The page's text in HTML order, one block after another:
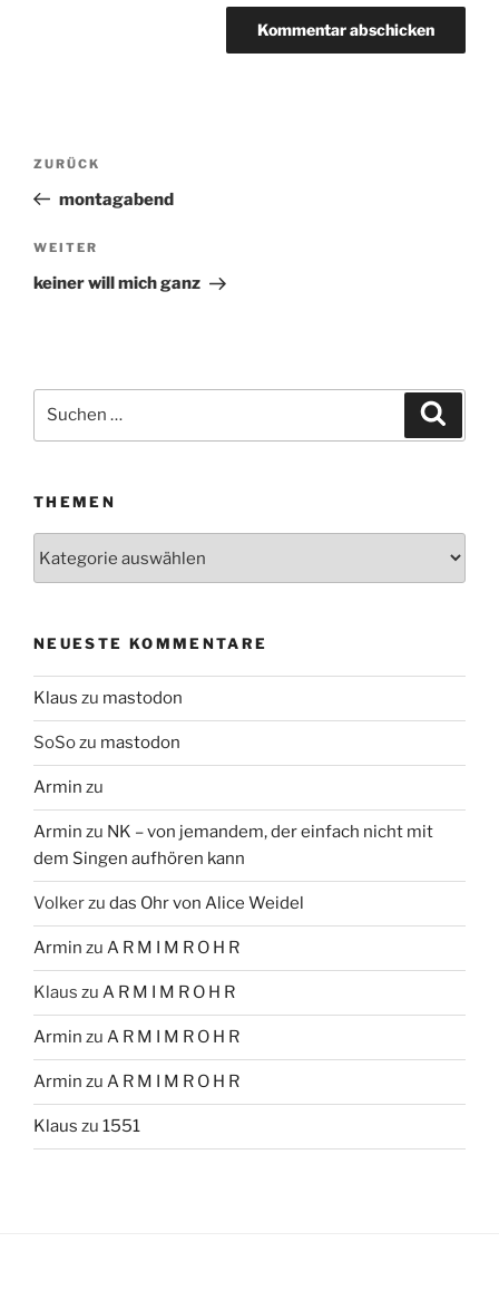
Beitragsnavigation
Vorheriger
Beitrag
ZURÜCK
montagabend
Nächster
Beitrag
WEITER
keiner will mich ganz
Suchen
THEMEN
NEUESTE KOMMENTARE
Klaus zu mastodon
SoSozu mastodon
Armin zu
Armin zu NK – von jemandem, der einfach nicht mit
dem Singen aufhören kann
Volkerzu das Ohr von Alice Weidel
Armin zu A R M I M R O H R
Klaus zu A R M I M R O H R
Armin zu A R M I M R O H R
Armin zu A R M I M R O H R
Klaus zu 1551